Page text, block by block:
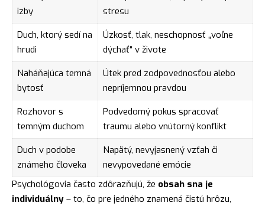
izby
stresu
Duch, ktorý sedí na
hrudi
Úzkosť, tlak, neschopnosť „voľne
dýchať“ v živote
Naháňajúca temná
bytosť
Útek pred zodpovednosťou alebo
nepríjemnou pravdou
Rozhovor s
temným duchom
Podvedomý pokus spracovať
traumu alebo vnútorný konflikt
Duch v podobe
známeho človeka
Napätý, nevyjasnený vzťah či
nevypovedané emócie
Psychológovia často zdôrazňujú, že obsah sna je
individuálny – to, čo pre jedného znamená čistú hrôzu,